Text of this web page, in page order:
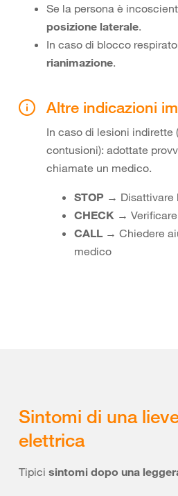
Se la persona è
posizione laterale.
In caso di blocco
rianimazione.
Altre indicazioni
In caso di lesioni indirette
contusioni): adottate
chiamate un medico.
STOP → Disattivare
CHECK →
CALL → Chiedere
medico
Sintomi di una
elettrica
Tipici sintomi dopo una